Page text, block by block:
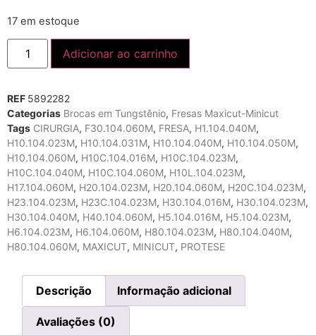
17 em estoque
Adicionar ao carrinho
REF 5892282
Categorias Brocas em Tungstênio, Fresas Maxicut-Minicut
Tags CIRURGIA, F30.104.060M, FRESA, H1.104.040M,
H10.104.023M, H10.104.031M, H10.104.040M, H10.104.050M,
H10.104.060M, H10C.104.016M, H10C.104.023M,
H10C.104.040M, H10C.104.060M, H10L.104.023M,
H17.104.060M, H20.104.023M, H20.104.060M, H20C.104.023M,
H23.104.023M, H23C.104.023M, H30.104.016M, H30.104.023M,
H30.104.040M, H40.104.060M, H5.104.016M, H5.104.023M,
H6.104.023M, H6.104.060M, H80.104.023M, H80.104.040M,
H80.104.060M, MAXICUT, MINICUT, PROTESE
Descrição Informação adicional
Avaliações (0)